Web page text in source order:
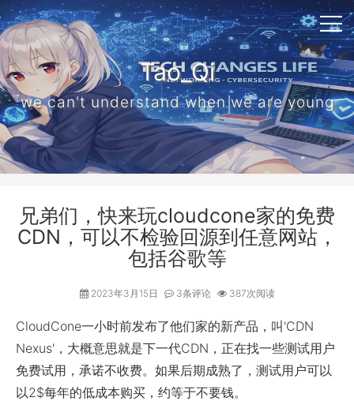
Tao_Qi
we can't understand when we are young
兄弟们，快来玩cloudcone家的免费
CDN，可以不检验回源到任意网站，
包括谷歌等
2023年3月15日 3条评论 387次阅读
CloudCone一小时前发布了他们家的新产品，叫'CDN
Nexus'，大概意思就是下一代CDN，正在找一些测试用户
免费试用，承诺不收费。如果后期成熟了，测试用户可以
以2$每年的低成本购买，约等于不要钱。